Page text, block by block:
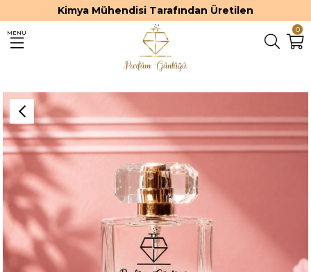
Kimya Mühendisi Tarafından Üretilen
0
MENU